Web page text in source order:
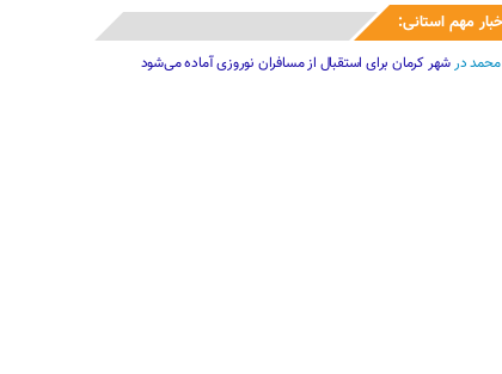
مهم استانی:
محمددر شهر کرمان برای استقبال از مسافران نوروزی آماده می‌شود